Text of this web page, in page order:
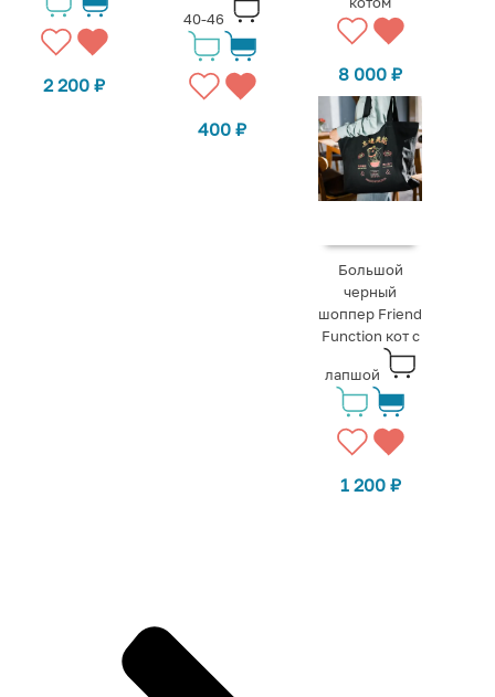
2 200₽
40-46
400₽
8 000₽
Большой
черный
шоппер Friend
Function кот с
лапшой
1 200 ₽